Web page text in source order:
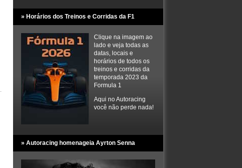
» Horários dos Treinos e Corridas da F1
Clique na imagem ao
lado e veja todas as
datas, locais e
horários de todos os
treinos e corridas da
temporada 2023 da
Formula 1
Aqui no Autoracing
você não perde nada!
» Autoracing homenageia Ayrton Senna